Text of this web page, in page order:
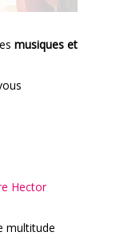
musiques et
Hector
multitude